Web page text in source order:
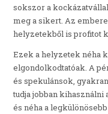
sokszor a
meg a sikert. Az
helyzetekből is profitot
Ezek a helyzetek néha
elgondolkodtatóak. A
és spekulánsok,
tudja jobban kihasználni
és néha a